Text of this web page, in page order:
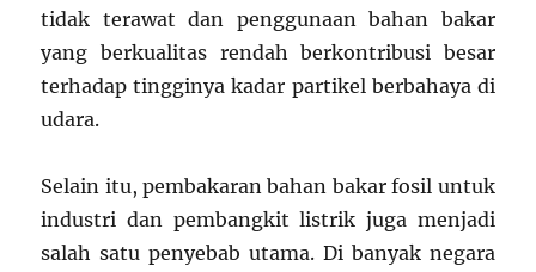
tidak terawat dan penggunaan bahan bakar
yang berkualitas rendah berkontribusi besar
terhadap tingginya kadar partikel berbahaya di
udara.
Selain itu, pembakaran bahan bakar fosil untuk
industri dan pembangkit listrik juga menjadi
salah satu penyebab utama. Di banyak negara